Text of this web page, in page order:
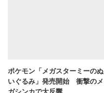
ポケモン「メガスターミーのぬ
いぐるみ」発売開始 衝撃のメ
ガシンカで大反響